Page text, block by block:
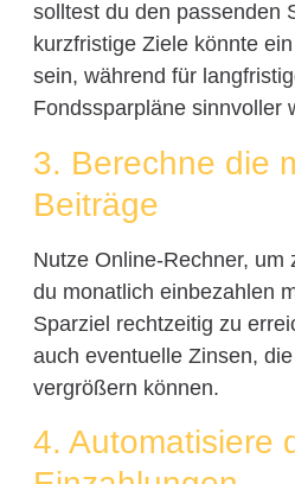
solltest du den passenden
kurzfristige Ziele könnte
sein, während für
Fondssparpläne sinnvoller
3. Berechne die
Beiträge
Nutze Online-Rechner, um
du monatlich einbezahlen
Sparziel rechtzeitig zu
auch eventuelle Zinsen,
vergrößern können.
4. Automatisiere